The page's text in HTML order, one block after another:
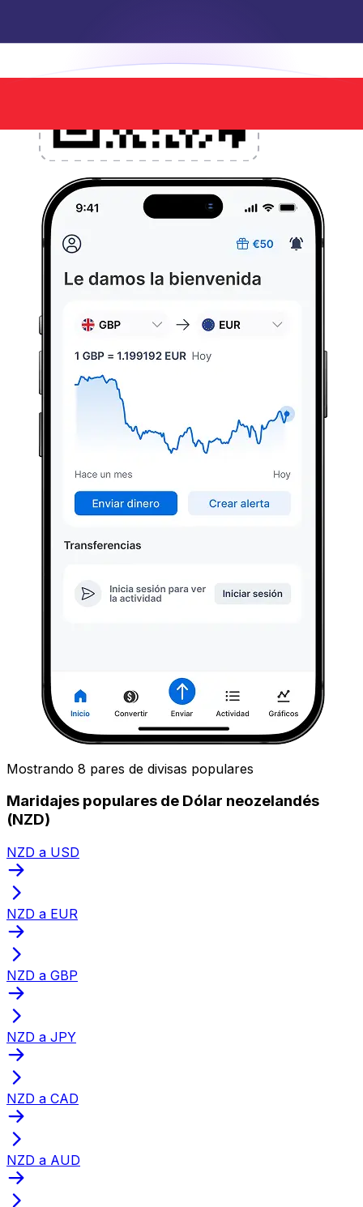
Mostrando 8 pares de divisas populares
Maridajes populares de Dólar neozelandés
(NZD)
NZD a USD
NZD a EUR
NZD a GBP
NZD a JPY
NZD a CAD
NZD a AUD